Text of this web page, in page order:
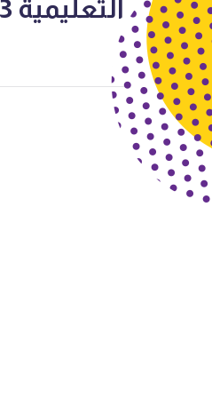
التعليمية 2013-2014